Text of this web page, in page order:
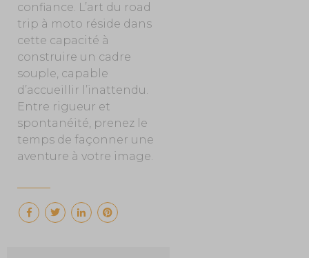
confiance. L’art du road
trip à moto réside dans
cette capacité à
construire un cadre
souple, capable
d’accueillir l’inattendu.
Entre rigueur et
spontanéité, prenez le
temps de façonner une
aventure à votre image.